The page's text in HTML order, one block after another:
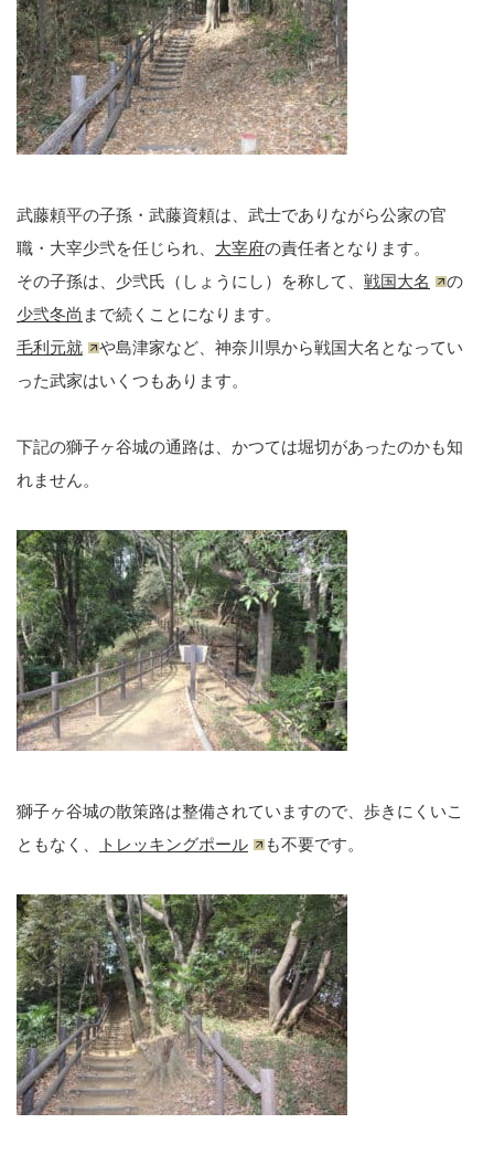
武藤頼平の子孫・武藤資頼は、武士でありながら公家の官
職・大宰少弐を任じられ、 大宰府の責任者となります。
その子孫は、少弐氏（しょうにし）を称して、 戦国大名
の
少弐冬尚 まで続くことになります。
毛利元就
や島津家など、神奈川県から戦国大名となってい
った武家はいくつもあります。
下記の獅子ヶ谷城の通路は、かつては堀切があったのかも知
れません。
獅子ヶ谷城の散策路は整備されていますので、歩きにくいこ
ともなく、
トレッキングポール も不要です。